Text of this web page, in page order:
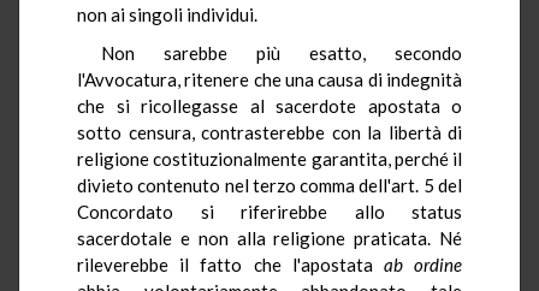
non ai singoli individui.
Non sarebbe più esatto, secondo
l'Avvocatura, ritenere che una causa di indegnità
che si ricollegasse al sacerdote apostata o
sotto censura, contrasterebbe con la libertà di
religione costituzionalmente garantita, perché il
divieto contenuto nel terzo comma dell'art. 5 del
Concordato si riferirebbe allo status
sacerdotale e non alla religione praticata. Né
rileverebbe il fatto che l'apostata ab ordine